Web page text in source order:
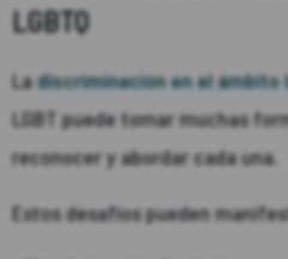
LGBTQ
Ladiscriminación en el ámbito
LGBT puede tomar muchas
reconocer y abordar cada una.
Estos desafíos pueden